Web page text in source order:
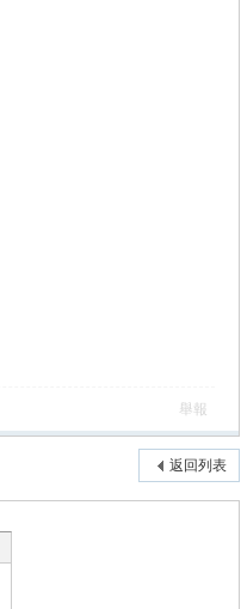
舉報
返回列表